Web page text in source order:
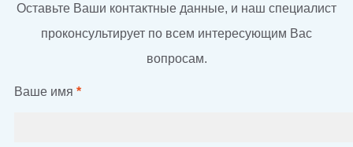
Оставьте Ваши контактные данные, и наш специалист
проконсультирует по всем интересующим Вас
вопросам.
Ваше имя *